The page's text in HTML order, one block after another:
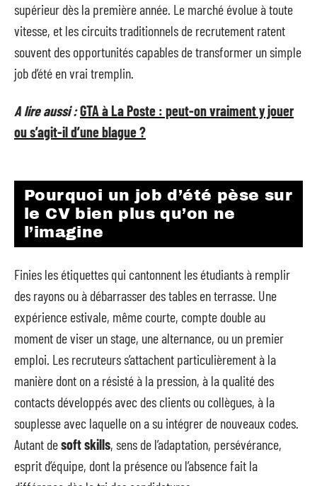
supérieur dès la première année. Le marché évolue à toute
vitesse, et les circuits traditionnels de recrutement ratent
souvent des opportunités capables de transformer un simple
job d’été en vrai tremplin.
A lire aussi :GTA à La Poste : peut-on vraiment y jouer
ou s’agit-il d’une blague ?
Pourquoi un job d’été pèse sur
le CV bien plus qu’on ne
l’imagine
Finies les étiquettes qui cantonnent les étudiants à remplir
des rayons ou à débarrasser des tables en terrasse. Une
expérience estivale, même courte, compte double au
moment de viser un stage, une alternance, ou un premier
emploi. Les recruteurs s’attachent particulièrement à la
manière dont on a résisté à la pression, à la qualité des
contacts développés avec des clients ou collègues, à la
souplesse avec laquelle on a su intégrer de nouveaux codes.
Autant desoft skills, sens de l’adaptation, persévérance,
esprit d’équipe, dont la présence ou l’absence fait la